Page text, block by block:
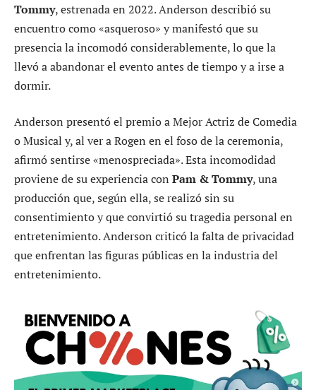
Tommy, estrenada en 2022. Anderson describió su
encuentro como «asqueroso» y manifestó que su
presencia la incomodó considerablemente, lo que la
llevó a abandonar el evento antes de tiempo y a irse a
dormir.
Anderson presentó el premio a Mejor Actriz de Comedia
o Musical y, al ver a Rogen en el foso de la ceremonia,
afirmó sentirse «menospreciada». Esta incomodidad
proviene de su experiencia con Pam & Tommy, una
producción que, según ella, se realizó sin su
consentimiento y que convirtió su tragedia personal en
entretenimiento. Anderson criticó la falta de privacidad
que enfrentan las figuras públicas en la industria del
entretenimiento.